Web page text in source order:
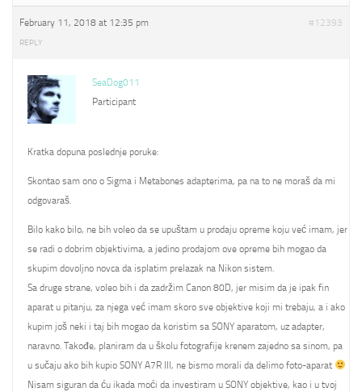
February 11, 2018 at 12:35 pm #12393
REPLY
SeaDog011
Participant
Kratka dopuna poslednje poruke:
Skontao sam ono o Sigma i Metabones adapterima, pa na to ne moraš da mi
odgovaraš.
Bilo kako bilo, ne bih voleo da se upuštam u prodaju opreme koju već imam, jer
se radi o dobrim objektivima, a jedino prodajom ove opreme bih mogao da
skupim dovoljno novca da isplatim prelazak na Nikon sistem.
Sa druge strane, voleo bih i da zadržim Canon 80D, jer misim da je ipak fin
aparat u pitanju, za njega već imam skoro sve objektive koji mi trebaju, a i ako
kupim još neki i taj bih mogao da koristim sa SONY aparatom, uz adapter,
naravno. Takođe, planiram da u školu fotografije krenem zajedno sa sinom, pa
u sučaju ako bih kupio SONY A7R III, ne bismo morali da delimo foto-aparat
Nisam siguran da ću ikada moći da investiram u SONY objektive, kao i u tvoj